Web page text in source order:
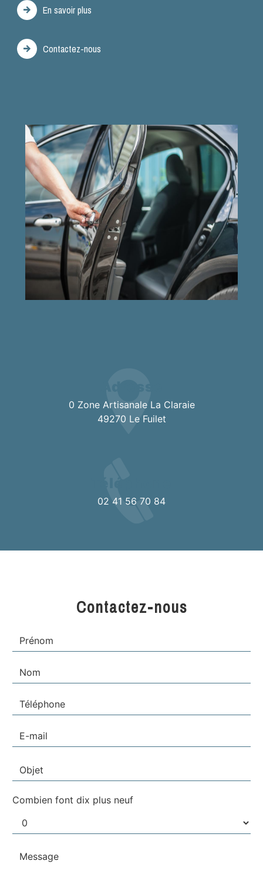
En savoir plus
Contactez-nous
0 Zone Artisanale La Claraie
49270 Le Fuilet
02 41 56 70 84
Contactez-nous
Combien font dix plus neuf